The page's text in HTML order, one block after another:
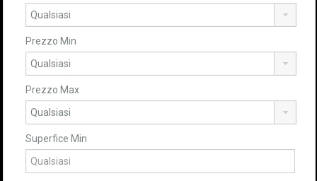
Prezzo Min
Prezzo Max
Superfice Min